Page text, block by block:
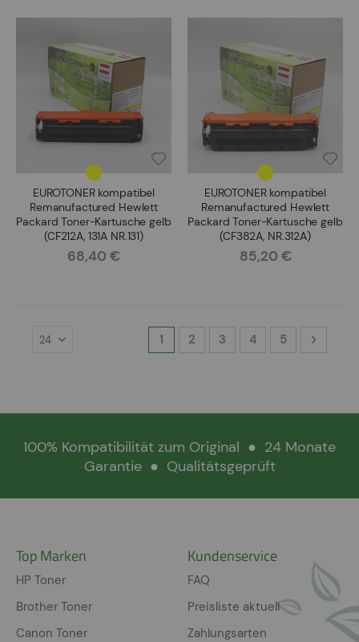
EUROTONER kompatibel
Remanufactured Hewlett
Packard Toner-Kartusche gelb
(CF212A, 131A NR.131)
Rating:
68,40 €
EUROTONER kompatibel
Remanufactured Hewlett
Packard Toner-Kartusche gelb
(CF382A, NR.312A)
Rating:
85,20 €
SeiteSie lesen gerade Seite
1 Seite
2 Seite
3 Seite
4 Seite
5 Seite
Weiter
100% Kompatibilität zum Original ● 24 Monate
Garantie ● Qualitätsgeprüft
Top Marken
HP Toner
Brother Toner
Canon Toner
Kundenservice
FAQ
Preisliste aktuell
Zahlungsarten